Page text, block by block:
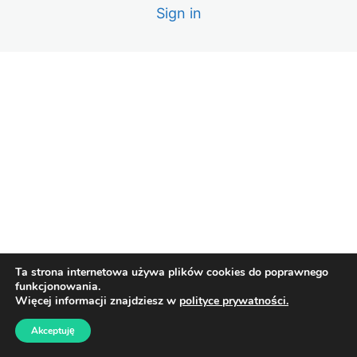
Sign in
Ta strona internetowa używa plików cookies do poprawnego
funkcjonowania.
Więcej informacji znajdziesz w polityce prywatności.
Akceptuję